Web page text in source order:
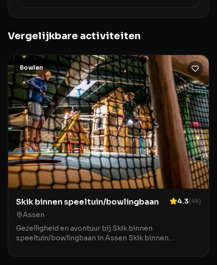
Vergelijkbare activiteiten
Bowlen
Skik binnen speeltuin/bowlingbaan 4.3(49)
Assen
Gezelligheid en avontuur bij Skik binnen
speeltuin/bowlingbaan in Assen Skik binnen
bestemming voor gezinn